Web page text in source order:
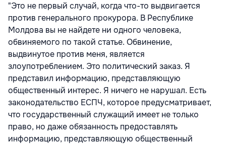
"Это не первый случай, когда что-то выдвигается
против генерального прокурора. В Республике
Молдова вы не найдете ни одного человека,
обвиняемого по такой статье. Обвинение,
выдвинутое против меня, является
злоупотреблением. Это политический заказ. Я
представил информацию, представляющую
общественный интерес. Я ничего не нарушал. Есть
законодательство ЕСПЧ, которое предусматривает,
что государственный служащий имеет не только
право, но даже обязанность предоставлять
информацию, представляющую общественный